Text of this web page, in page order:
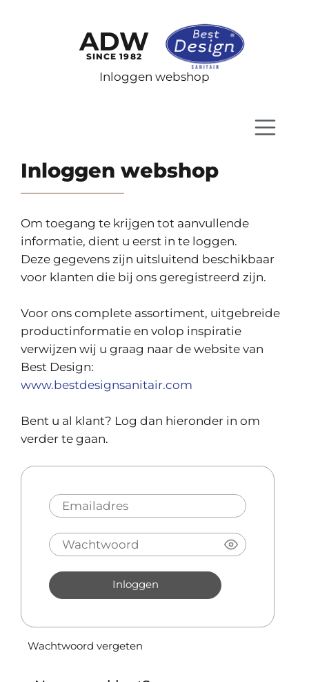
ADW
SINCE 1982
Inloggen webshop
Inloggen webshop
Om toegang te krijgen tot aanvullende
informatie, dient u eerst in te loggen.
Deze gegevens zijn uitsluitend beschikbaar
voor klanten die bij ons geregistreerd zijn.
Voor ons complete assortiment, uitgebreide
productinformatie en volop inspiratie
verwijzen wij u graag naar de website van
Best Design:
www.bestdesignsanitair.com
Bent u al klant? Log dan hieronder in om
verder te gaan.
Inloggen
Wachtwoord vergeten